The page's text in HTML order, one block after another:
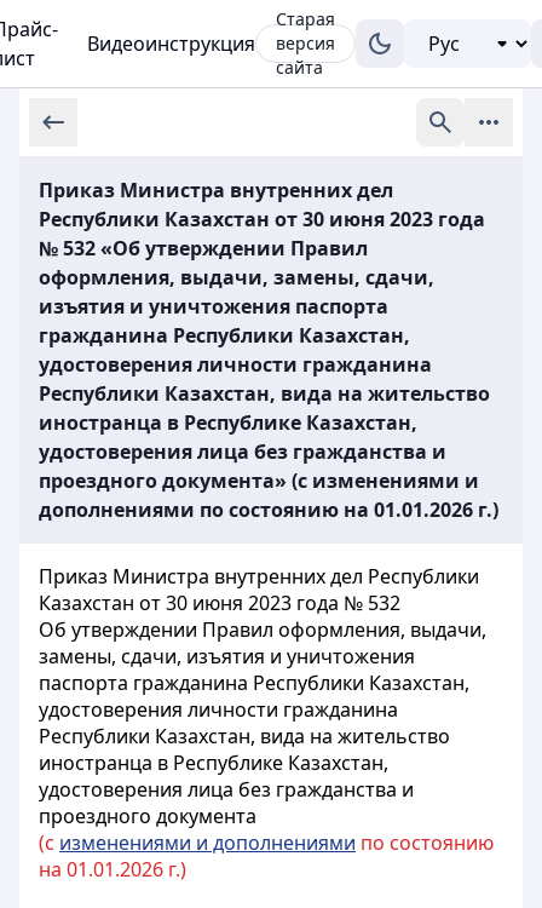
Видеоинструкция
Старая
версия
сайта
Приказ Министра внутренних дел
Республики Казахстан от 30 июня 2023 года
№ 532 «Об утверждении Правил
оформления, выдачи, замены, сдачи,
изъятия и уничтожения паспорта
гражданина Республики Казахстан,
удостоверения личности гражданина
Республики Казахстан, вида на жительство
иностранца в Республике Казахстан,
удостоверения лица без гражданства и
проездного документа» (с изменениями и
дополнениями по состоянию на 01.01.2026 г.)
Приказ Министра внутренних дел Республики
Казахстан от 30 июня 2023 года № 532
Об утверждении Правил оформления, выдачи,
замены, сдачи, изъятия и уничтожения
паспорта гражданина Республики Казахстан,
удостоверения личности гражданина
Республики Казахстан, вида на жительство
иностранца в Республике Казахстан,
удостоверения лица без гражданства и
проездного документа
(с изменениями и дополнениями по состоянию
на 01.01.2026 г.)